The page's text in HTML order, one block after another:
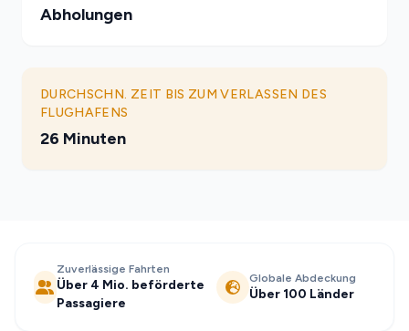
Abholungen
DURCHSCHN. ZEIT BIS ZUM VERLASSEN DES
FLUGHAFENS
26 Minuten
Zuverlässige Fahrten
Über 4 Mio. beförderte
Passagiere
Globale Abdeckung
Über 100 Länder